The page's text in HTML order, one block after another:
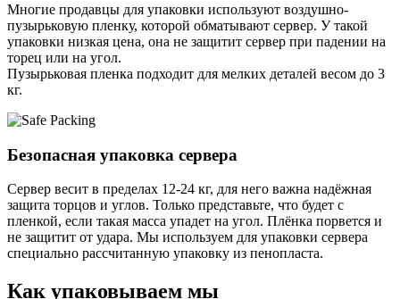
Многие продавцы для упаковки используют воздушно-
пузырьковую пленку, которой обматывают сервер. У такой
упаковки низкая цена, она не защитит сервер при падении на
торец или на угол.
Пузырьковая пленка подходит для мелких деталей весом до 3
кг.
Безопасная упаковка сервера
Сервер весит в пределах 12-24 кг, для него важна надёжная
защита торцов и углов. Только представьте, что будет с
пленкой, если такая масса упадет на угол. Плёнка порвется и
не защитит от удара. Мы используем для упаковки сервера
специально расcчитанную упаковку из пенопласта.
Как упаковываем мы